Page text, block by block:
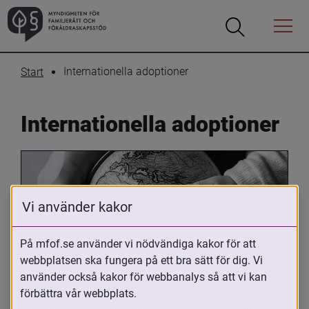
Öppna
Öppna
Menyn
Start Internationella adoptioner
Internationella adoptioner
Oavsett om du är adopterad,
adoptivförälder eller arbetar med
Vi använder kakor
På mfof.se använder vi nödvändiga kakor för att
webbplatsen ska fungera på ett bra sätt för dig. Vi
använder också kakor för webbanalys så att vi kan
förbättra vår webbplats.